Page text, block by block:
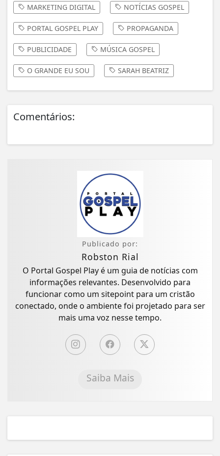
MARKETING DIGITAL NOTÍCIAS GOSPEL
PORTAL GOSPEL PLAY PROPAGANDA
PUBLICIDADE MÚSICA GOSPEL
O GRANDE EU SOU SARAH BEATRIZ
Comentários:
Publicado por:
Robston Rial
O Portal Gospel Play é um guia de notícias com
informações relevantes. Desenvolvido para
funcionar como um sitepoint para um cristão
conectado, onde o ambiente foi projetado para ser
mais uma voz nesse tempo.
Saiba Mais